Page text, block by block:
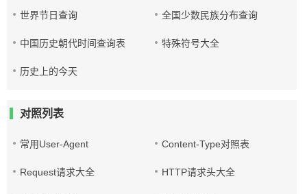
世界节日查询 全国少数民族分布查询
中国历史朝代时间查询表 特殊符号大全
历史上的今天
对照列表
常用User-Agent Content-Type对照表
Request请求大全 HTTP请求头大全